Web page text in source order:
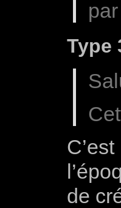
Type
de